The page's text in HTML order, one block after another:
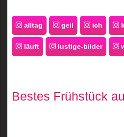
alltag geil ich
läuft lustige-bilder
Bestes Frühstück